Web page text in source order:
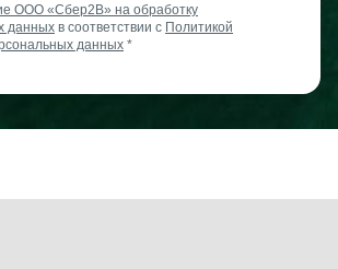
ООО «Сбер2В» на обработку
данных в соответствии с Политикой
данных *